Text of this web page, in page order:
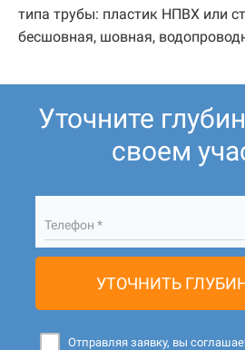
типа трубы: пластик НПВХ или
бесшовная, шовная,
Уточните
своем
Телефон *
УТОЧНИТЬ
Отправляя заявку, вы